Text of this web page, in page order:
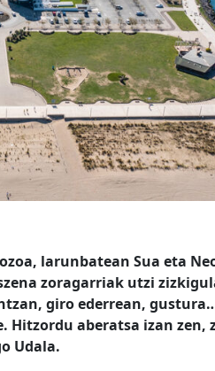
larunbatean Sua eta
zoragarriak utzi
giro ederrean,
Hitzordu aberatsa izan zen,
Udala.